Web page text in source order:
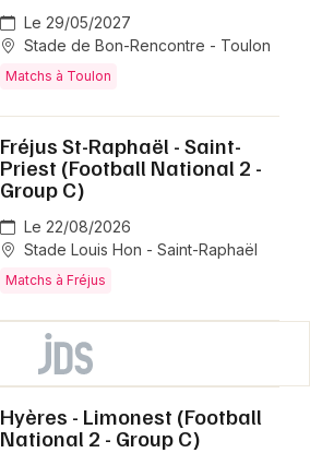
Le 29/05/2027
Stade de Bon-Rencontre - Toulon
Matchs à Toulon
Fréjus St-Raphaël - Saint-
Priest (Football National 2 -
Group C)
Le 22/08/2026
Stade Louis Hon - Saint-Raphaël
Matchs à Fréjus
Hyères - Limonest (Football
National 2 - Group C)